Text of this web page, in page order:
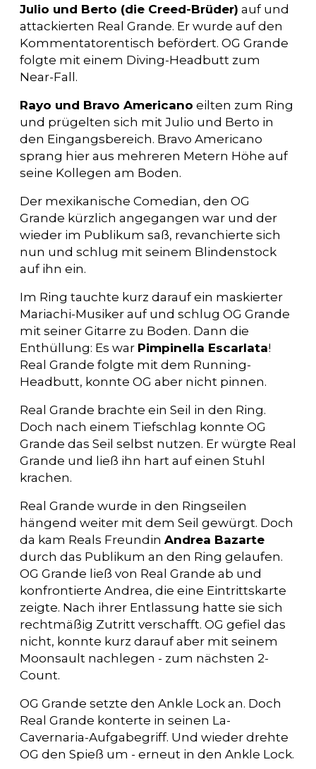
Julio und Berto (die Creed-Brüder) auf und
attackierten Real Grande. Er wurde auf den
Kommentatorentisch befördert. OG Grande
folgte mit einem Diving-Headbutt zum
Near-Fall.
Rayo und Bravo Americano eilten zum Ring
und prügelten sich mit Julio und Berto in
den Eingangsbereich. Bravo Americano
sprang hier aus mehreren Metern Höhe auf
seine Kollegen am Boden.
Der mexikanische Comedian, den OG
Grande kürzlich angegangen war und der
wieder im Publikum saß, revanchierte sich
nun und schlug mit seinem Blindenstock
auf ihn ein.
Im Ring tauchte kurz darauf ein maskierter
Mariachi-Musiker auf und schlug OG Grande
mit seiner Gitarre zu Boden. Dann die
Enthüllung: Es war Pimpinella Escarlata!
Real Grande folgte mit dem Running-
Headbutt, konnte OG aber nicht pinnen.
Real Grande brachte ein Seil in den Ring.
Doch nach einem Tiefschlag konnte OG
Grande das Seil selbst nutzen. Er würgte Real
Grande und ließ ihn hart auf einen Stuhl
krachen.
Real Grande wurde in den Ringseilen
hängend weiter mit dem Seil gewürgt. Doch
da kam Reals Freundin Andrea Bazarte
durch das Publikum an den Ring gelaufen.
OG Grande ließ von Real Grande ab und
konfrontierte Andrea, die eine Eintrittskarte
zeigte. Nach ihrer Entlassung hatte sie sich
rechtmäßig Zutritt verschafft. OG gefiel das
nicht, konnte kurz darauf aber mit seinem
Moonsault nachlegen - zum nächsten 2-
Count.
OG Grande setzte den Ankle Lock an. Doch
Real Grande konterte in seinen La-
Cavernaria-Aufgabegriff. Und wieder drehte
OG den Spieß um - erneut in den Ankle Lock.